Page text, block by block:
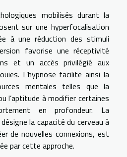
mobilisés durant la
sur une hyperfocalisation
à une réduction des stimuli
favorise une réceptivité
et un accès privilégié aux
L’hypnose facilite ainsi la
mentales telles que la
l’aptitude à modifier certaines
en profondeur. La
la capacité du cerveau à
de nouvelles connexions, est
par cette approche.